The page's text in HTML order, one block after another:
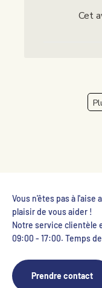
Cet
Vous n'êtes pas à l'aise
plaisir de vous aider !
Notre service clientèle
09:00 - 17:00. Temps
Prendre contact